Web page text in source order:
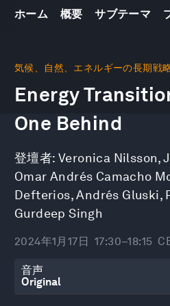
ホーム 概要 サブテーマ
気候、自然、エネルギーの長期戦
Energy
One Behind
登壇者: Veronica Nilsson,
Omar Andrés Camacho
Defterios,Andrés Gluski,
Gurdeep Singh
2024年1月17日 17:30–18:15
音声
seconds
45
minutes,
seconds